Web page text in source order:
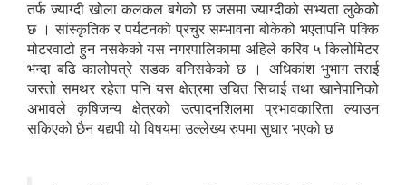
तर्फ ज्याग्दी खोला कलकल बगेको छ जसमा ज्याग्दीको सभ्यता लुकेको
छ । सांस्कृतिक र पर्यटनको प्रचुर सम्भावना बोकेको भएतापनि पक्कि
मोटरवाटो हुन नसकेको यस नगरपालिकामा अहिले करिव ५ किलोमिटर
भन्दा बढि कालोपत्रे सडक वनिसकेको छ । अधिकांश भुभाग तराई
जस्तो समथर रहेता पनि यस क्षेत्रमा उचित सिचाई तथा खानेपानिको
अभावले कृषिजन्य क्षेत्रको उत्पादनशिलमा प्रभावकारिता ल्याउन
सकिएको छैन यद्यपी यो विषयमा उल्लेख्य रुपमा सुधार भएको छ